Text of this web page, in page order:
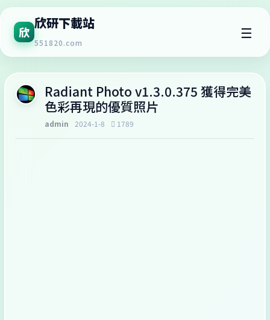
欣
欣研下載站
551820.com
☰
Radiant Photo v1.3.0.375 獲得完美
色彩再現的優質照片
admin 2024-1-8 1789